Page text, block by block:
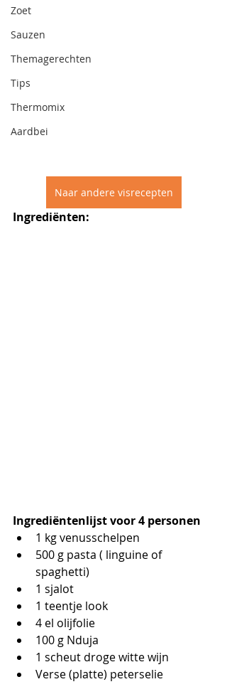
Zoet
Sauzen
Themagerechten
Tips
Thermomix
Aardbei
Naar andere visrecepten
Ingrediënten:
Ingrediëntenlijst voor 4 personen
1 kg venusschelpen
500 g pasta ( linguine of
spaghetti)
1 sjalot
1 teentje look
4 el olijfolie
100 g Nduja
1 scheut droge witte wijn
Verse (platte) peterselie